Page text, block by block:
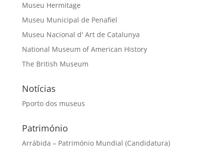
Museu Hermitage
Museu Municipal de Penafiel
Museu Nacional d' Art de Catalunya
National Museum of American History
The British Museum
Notícias
Pporto dos museus
Património
Arrábida – Património Mundial (Candidatura)